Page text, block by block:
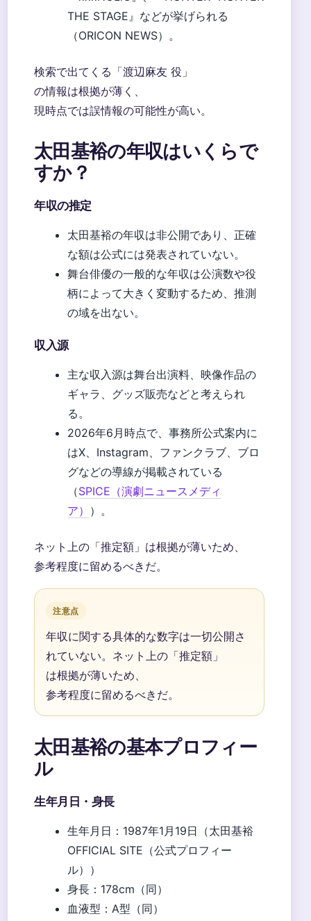
THE STAGE』などが挙げられる
（ORICON NEWS）。
検索で出てくる「渡辺麻友 役」
の情報は根拠が薄く、
現時点では誤情報の可能性が高い。
太田基裕の年収はいくらで
すか？
年収の推定
太田基裕の年収は非公開であり、正確
な額は公式には発表されていない。
舞台俳優の一般的な年収は公演数や役
柄によって大きく変動するため、推測
の域を出ない。
収入源
主な収入源は舞台出演料、映像作品の
ギャラ、グッズ販売などと考えられ
る。
2026年6月時点で、事務所公式案内に
はX、Instagram、ファンクラブ、ブロ
グなどの導線が掲載されている
（SPICE（演劇ニュースメディ
ア） ）。
ネット上の「推定額」は根拠が薄いため、
参考程度に留めるべきだ。
注意点
年収に関する具体的な数字は一切公開さ
れていない。ネット上の「推定額」
は根拠が薄いため、
参考程度に留めるべきだ。
太田基裕の基本プロフィー
ル
生年月日・身長
生年月日：1987年1月19日（太田基裕
OFFICIAL SITE（公式プロフィー
ル））
身長：178cm（同）
血液型：A型（同）